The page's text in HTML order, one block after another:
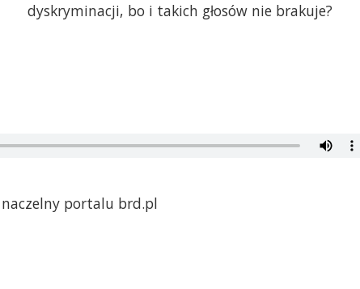
dyskryminacji, bo i takich głosów nie brakuje?
portalu brd.pl